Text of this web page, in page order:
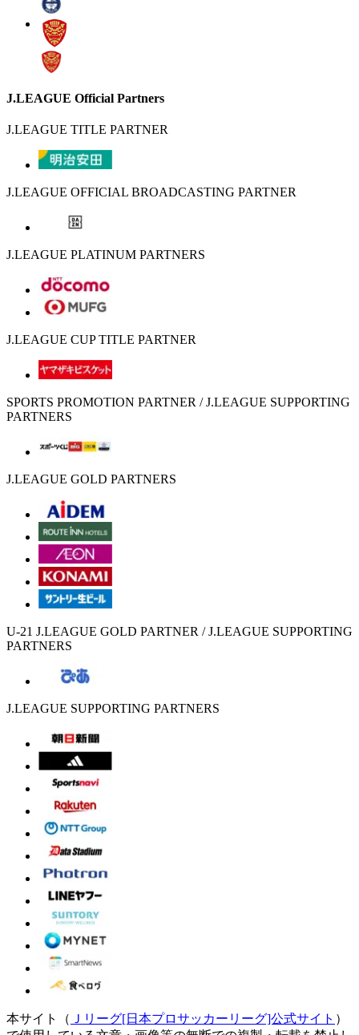
J.LEAGUE Official Partners
J.LEAGUE TITLE PARTNER
J.LEAGUE OFFICIAL BROADCASTING PARTNER
J.LEAGUE PLATINUM PARTNERS
J.LEAGUE CUP TITLE PARTNER
SPORTS PROMOTION PARTNER / J.LEAGUE SUPPORTING
PARTNERS
J.LEAGUE GOLD PARTNERS
U-21 J.LEAGUE GOLD PARTNER / J.LEAGUE SUPPORTING
PARTNERS
J.LEAGUE SUPPORTING PARTNERS
本サイト（ Ｊリーグ[日本プロサッカーリーグ]公式サイト ）